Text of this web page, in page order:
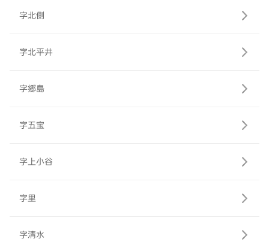
字北側
字北平井
字郷島
字五宝
字上小谷
字里
字清水